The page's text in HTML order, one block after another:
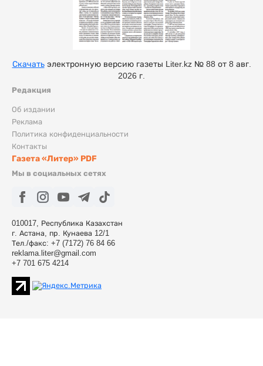
Редакция
Об издании
Реклама
Политика конфиденциальности
Контакты
Газета «Литер» PDF
Мы в социальных сетях
010017, Республика Казахстан
г. Астана, пр. Кунаева 12/1
Тел./факс: +7 (7172) 76 84 66
reklama.liter@gmail.com
+7 701 675 4214
Скачатьэлектронную версию газеты Liter.kz № 88 от 8 авг.
2026 г.